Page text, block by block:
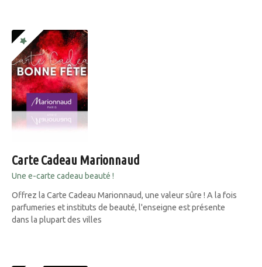
Carte Cadeau Marionnaud
Une e-carte cadeau beauté !
Offrez la Carte Cadeau Marionnaud, une valeur sûre ! A la fois
parfumeries et instituts de beauté, l'enseigne est présente
dans la plupart des villes